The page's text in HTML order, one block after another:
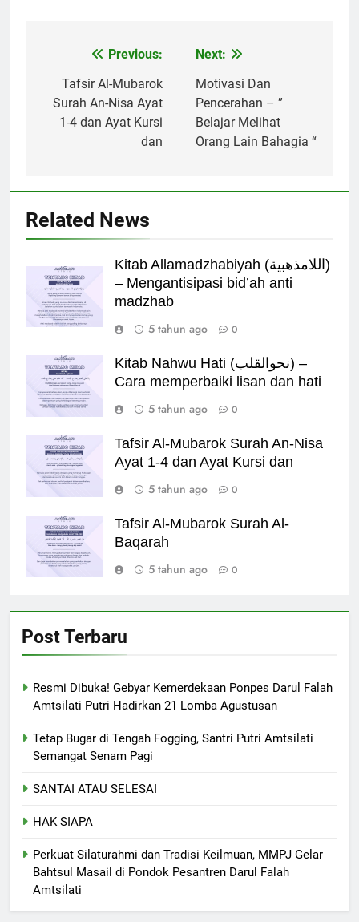
Navigasi
pos
Previous:
Tafsir Al-Mubarok
Surah An-Nisa Ayat
1-4 dan Ayat Kursi
dan
Next:
Motivasi Dan
Pencerahan – ”
Belajar Melihat
Orang Lain Bahagia “
Related News
Kitab Allamadzhabiyah (اللامذهبية)
– Mengantisipasi bid’ah anti
madzhab
5 tahun ago
0
Kitab Nahwu Hati (نحوالقلب) –
Cara memperbaiki lisan dan hati
5 tahun ago
0
Tafsir Al-Mubarok Surah An-Nisa
Ayat 1-4 dan Ayat Kursi dan
5 tahun ago
0
Tafsir Al-Mubarok Surah Al-
Baqarah
5 tahun ago
0
Post Terbaru
Resmi Dibuka! Gebyar Kemerdekaan Ponpes Darul Falah
Amtsilati Putri Hadirkan 21 Lomba Agustusan
Tetap Bugar di Tengah Fogging, Santri Putri Amtsilati
Semangat Senam Pagi
SANTAI ATAU SELESAI
HAK SIAPA
Perkuat Silaturahmi dan Tradisi Keilmuan, MMPJ Gelar
Bahtsul Masail di Pondok Pesantren Darul Falah
Amtsilati